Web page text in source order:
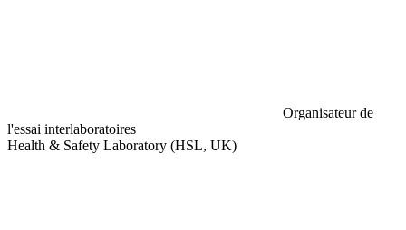
Organisateur de
l'essai interlaboratoires
Health & Safety Laboratory (HSL, UK)